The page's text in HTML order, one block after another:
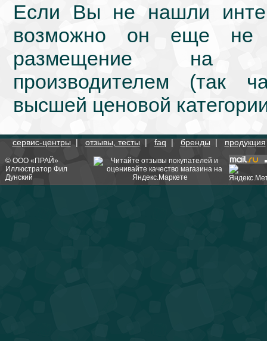
Если Вы не нашли
возможно он еще не
размещение на
производителем (так
высшей ценовой
сервис-центры|отзывы, тесты|faq|бренды|продукция
© ООО «ПРАЙ»
Иллюстратор Фил
Дунский